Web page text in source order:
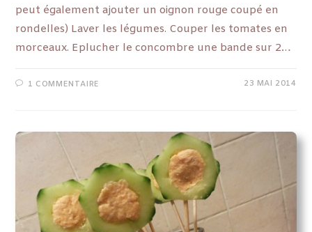
peut également ajouter un oignon rouge coupé en
rondelles) Laver les légumes. Couper les tomates en
morceaux. Eplucher le concombre une bande sur 2…
1 COMMENTAIRE 23 MAI 2014